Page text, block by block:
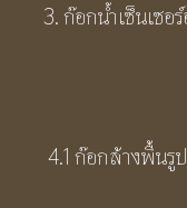
3. ก๊อกน้ำเซ็นเซ
4.1 ก๊อกล้างพื้น